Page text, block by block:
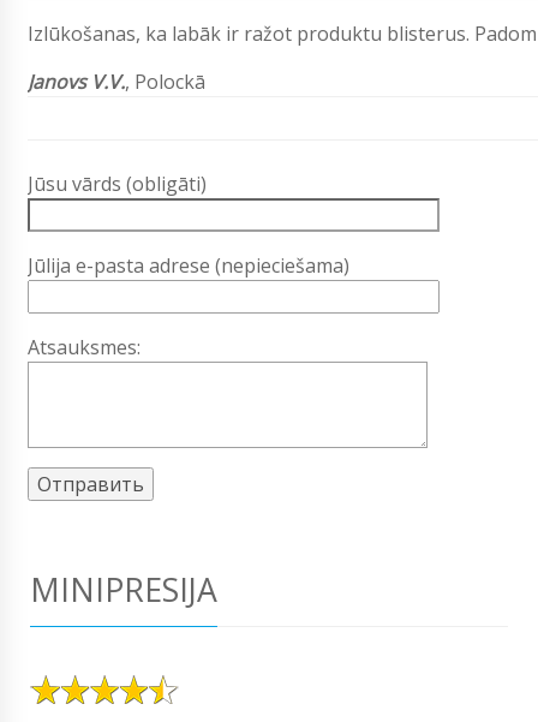
Izlūkošanas, ka labāk ir ražot produktu blisterus.
Janovs V.V., Polockā
Jūsu vārds (obligāti)
Jūlija e-pasta adrese (nepieciešama)
Atsauksmes:
MINIPRESIJA